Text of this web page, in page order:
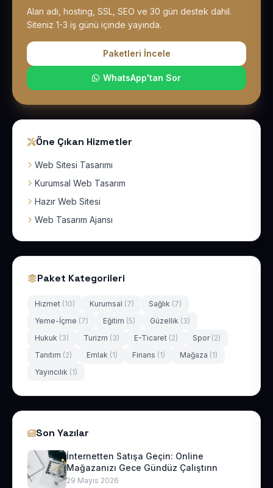
Alan adı, hosting, SSL, SEO ve 30 gün destek dahil.
Siteniz 1-3 iş günü içinde yayında.
Paketleri İncele
WhatsApp'tan Sor
Öne Çıkan Hizmetler
Web Sitesi Tasarımı
Kurumsal Web Tasarım
Hazır Web Sitesi
Web Tasarım Ajansı
Paket Kategorileri
Hizmet (10) Kurumsal (7) Sağlık (7)
Yeme-İçme (7) Eğitim (5) Güzellik (3)
Hukuk (3) Turizm (3) E-Ticaret (2) Spor (2)
Tanıtım (2) Emlak (1) Finans (1) Mağaza (1)
Yayıncılık (1)
Son Yazılar
İnternetten Satışa Geçin: Online
Mağazanızı Gece Gündüz Çalıştırın
29 Mayıs 2026